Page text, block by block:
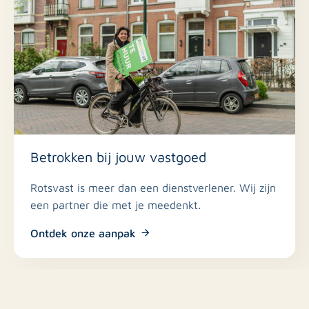
Betrokken bij jouw vastgoed
Rotsvast is meer dan een dienstverlener. Wij zijn
een partner die met je meedenkt.
Ontdek onze aanpak